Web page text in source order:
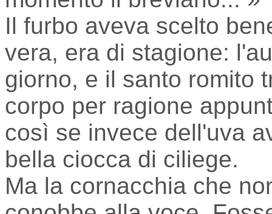
Il furbo aveva scelto
vera, era di stagione:
giorno, e il santo romito
corpo per ragione
così se invece dell'uva
bella ciocca di ciliege.
Ma la cornacchia che